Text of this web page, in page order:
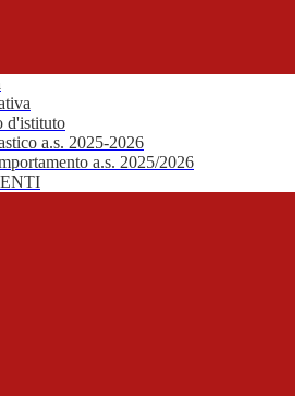
d'istituto
a.s. 2025-2026
a.s. 2025/2026